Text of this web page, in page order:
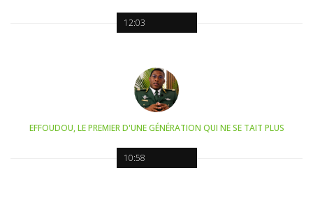
12:03
10:58
EFFOUDOU, LE PREMIER D'UNE GÉNÉRATION QUI NE SE TAIT PLUS